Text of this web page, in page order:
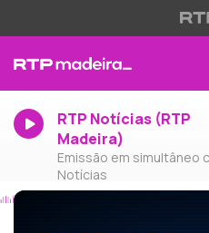
RTP Notícias (RTP
Madeira)
Emissão em simultâneo
Notícias